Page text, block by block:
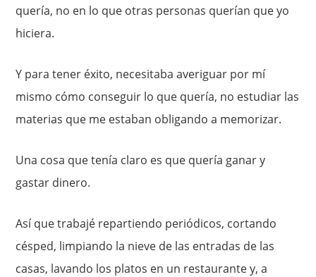
quería, no en lo que otras personas querían que yo
hiciera.
Y para tener éxito, necesitaba averiguar por mí
mismo cómo conseguir lo que quería, no estudiar las
materias que me estaban obligando a memorizar.
Una cosa que tenía claro es que quería ganar y
gastar dinero.
Así que trabajé repartiendo periódicos, cortando
césped, limpiando la nieve de las entradas de las
casas, lavando los platos en un restaurante y, a